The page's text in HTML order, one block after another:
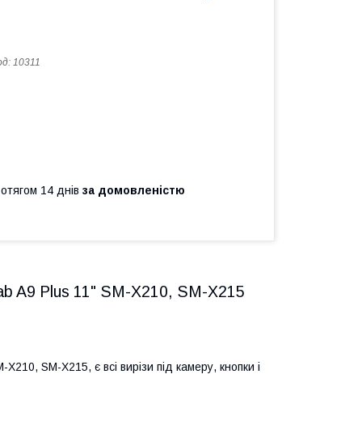
10311
14 днів за домовленістю
A9 Plus 11" SM-X210, SM-X215
SM-X215, є всі вирізи під камеру, кнопки і